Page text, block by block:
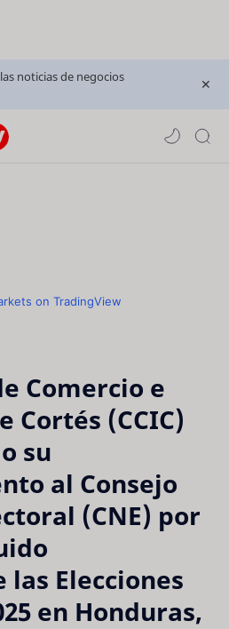
noticias de negocios
on TradingView
Comercio e
Cortés (CCIC)
su
al Consejo
(CNE) por
Elecciones
en Honduras,